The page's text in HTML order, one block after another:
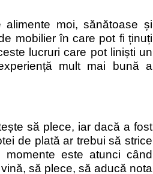
moi, sănătoase și
mobilier în care pot fi ținuți
lucruri care pot liniști un
mult mai bună a
să plece, iar dacă a fost
de plată ar trebui să strice
este atunci când
să plece, să aducă nota